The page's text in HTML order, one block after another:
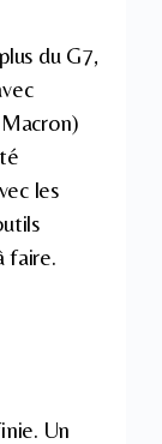
du G7,
les
faire.
Un